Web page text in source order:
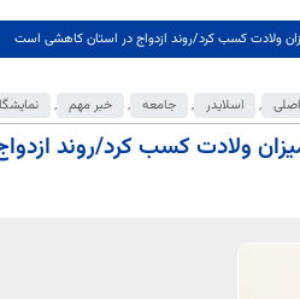
ولادت کسب کرد/روند ازدواج در استان کاهشی است
اصلی , اسلایدر , جامعه , خبر مهم ,
ولادت کسب کرد/روند